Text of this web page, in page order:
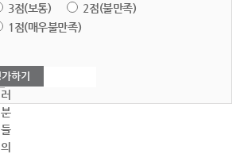
3점(보통)
2점(불만족)
1점(매우불만족)
여
러
분
들
의